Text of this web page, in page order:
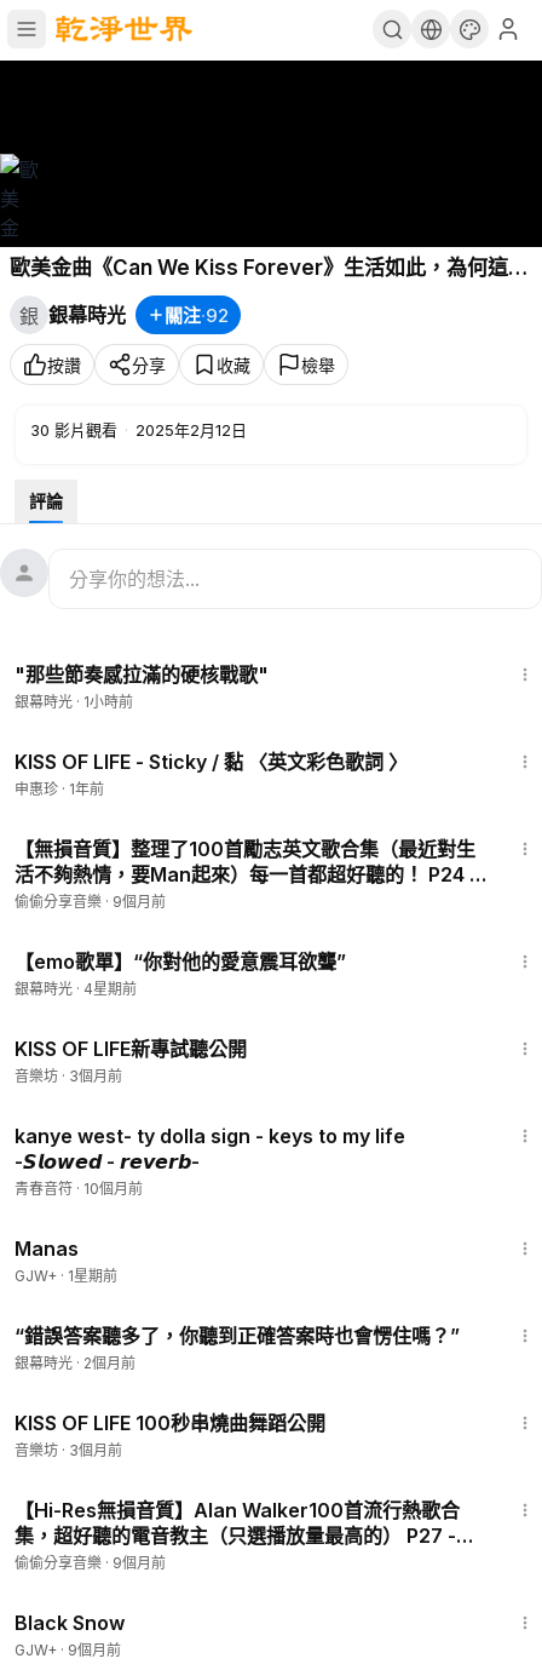
歐美金曲《Can We Kiss Forever》生活如此，為何這麼
嚴肅？
銀 銀幕時光 關注·92
按讚 分享 收藏 檢舉
30 影片觀看 · 2025年2月12日
評論
"那些節奏感拉滿的硬核戰歌"
銀幕時光 · 1小時前
KISS OF LIFE - Sticky / 黏 〈英文彩色歌詞 〉
申惠珍 · 1年前
【無損音質】整理了100首勵志英文歌合集（最近對生
活不夠熱情，要Man起來）每一首都超好聽的！ P24 -
Demons
偷偷分享音樂 · 9個月前
【emo歌單】“你對他的愛意震耳欲聾”
銀幕時光 · 4星期前
KISS OF LIFE新專試聽公開
音樂坊 · 3個月前
kanye west- ty dolla sign - keys to my life
-𝙎𝙡𝙤𝙬𝙚𝙙 - 𝙧𝙚𝙫𝙚𝙧𝙗-
青春音符 · 10個月前
Manas
GJW+ · 1星期前
“錯誤答案聽多了，你聽到正確答案時也會愣住嗎？”
銀幕時光 · 2個月前
KISS OF LIFE 100秒串燒曲舞蹈公開
音樂坊 · 3個月前
【Hi-Res無損音質】Alan Walker100首流行熱歌合
集，超好聽的電音教主（只選播放量最高的） P27 -
Don't You Hold Me Down
偷偷分享音樂 · 9個月前
Black Snow
GJW+ · 9個月前